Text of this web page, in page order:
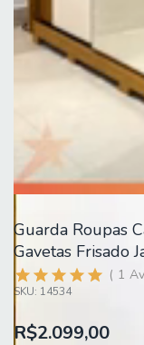
Guarda Roupas
Gavetas Frisado
1
SKU: 14534
R$2.099,00